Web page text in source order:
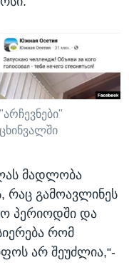
"არჩევნები"
ცხინვალში
მადლობა
რაც გამოავლინეს
პერიოდში და
რომ
არ შეუძლია,“-